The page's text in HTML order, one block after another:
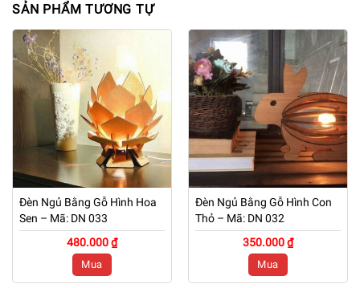
SẢN PHẨM TƯƠNG TỰ
Đèn Ngủ Bằng Gỗ Hình Hoa
Sen – Mã: DN 033
480.000 ₫
Mua
Đèn Ngủ Bằng Gỗ Hình Con
Thỏ – Mã: DN 032
350.000 ₫
Mua